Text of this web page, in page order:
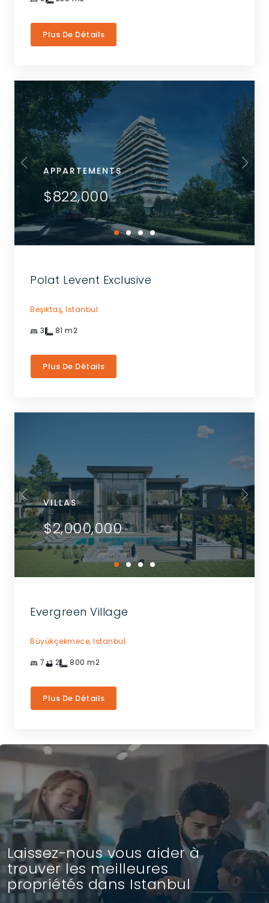
Plus De Détails
APPARTEMENTS
$822,000
Polat Levent Exclusive
Beşiktaş, Istanbul
3 81 m2
Plus De Détails
VILLAS
$2,000,000
Evergreen Village
Büyükçekmece, Istanbul
7 2 800 m2
Plus De Détails
Laissez-nous vous aider à
trouver les meilleures
propriétés dans Istanbul